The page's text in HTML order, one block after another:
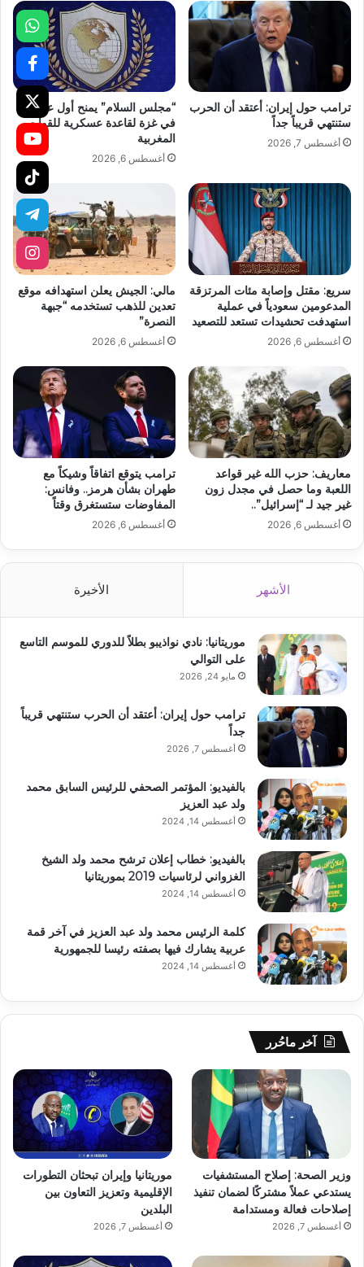
ترامب حول إيران: أعتقد أن الحرب
ستنتهي قريباً جداً
أغسطس 7, 2026
“مجلس السلام” يمنح أول عقد بناء
في غزة لقاعدة عسكرية للقوات
المغربية
أغسطس 6, 2026
سريع: مقتل وإصابة مئات المرتزقة
المدعومين سعودياً في عملية
استهدفت تحشيدات تستعد للتصعيد
أغسطس 6, 2026
مالي: الجيش يعلن استهدافه موقع
تعدين للذهب تستخدمه “جبهة
النصرة”
أغسطس 6, 2026
معاريف: حزب الله غير قواعد
اللعبة وما حصل في مجدل زون
غير جيد لـ “إسرائيل”..
أغسطس 6, 2026
ترامب يتوقع اتفاقاً وشيكاً مع
طهران بشأن هرمز.. وفانس:
المفاوضات ستستغرق وقتاً
أغسطس 6, 2026
الأشهر الأخيرة
موريتانيا: نادي نواذيبو بطلاً للدوري للموسم التاسع
على التوالي
مايو 24, 2026
ترامب حول إيران: أعتقد أن الحرب ستنتهي قريباً
جداً
أغسطس 7, 2026
بالفيديو: المؤتمر الصحفي للرئيس السابق محمد
ولد عبد العزيز
أغسطس 14, 2024
بالفيديو: خطاب إعلان ترشح محمد ولد الشيخ
الغزواني لرئاسيات 2019 بموريتانيا
أغسطس 14, 2024
كلمة الرئيس محمد ولد عبد العزيز في آخر قمة
عربية يشارك فيها بصفته رئيسا للجمهورية
أغسطس 14, 2024
آخر ماحُرر
وزير الصحة: إصلاح المستشفيات
يستدعي عملاً مشتركًا لضمان تنفيذ
إصلاحات فعالة ومستدامة
أغسطس 7, 2026
موريتانيا وإيران تبحثان التطورات
الإقليمية وتعزيز التعاون بين
البلدين
أغسطس 7, 2026